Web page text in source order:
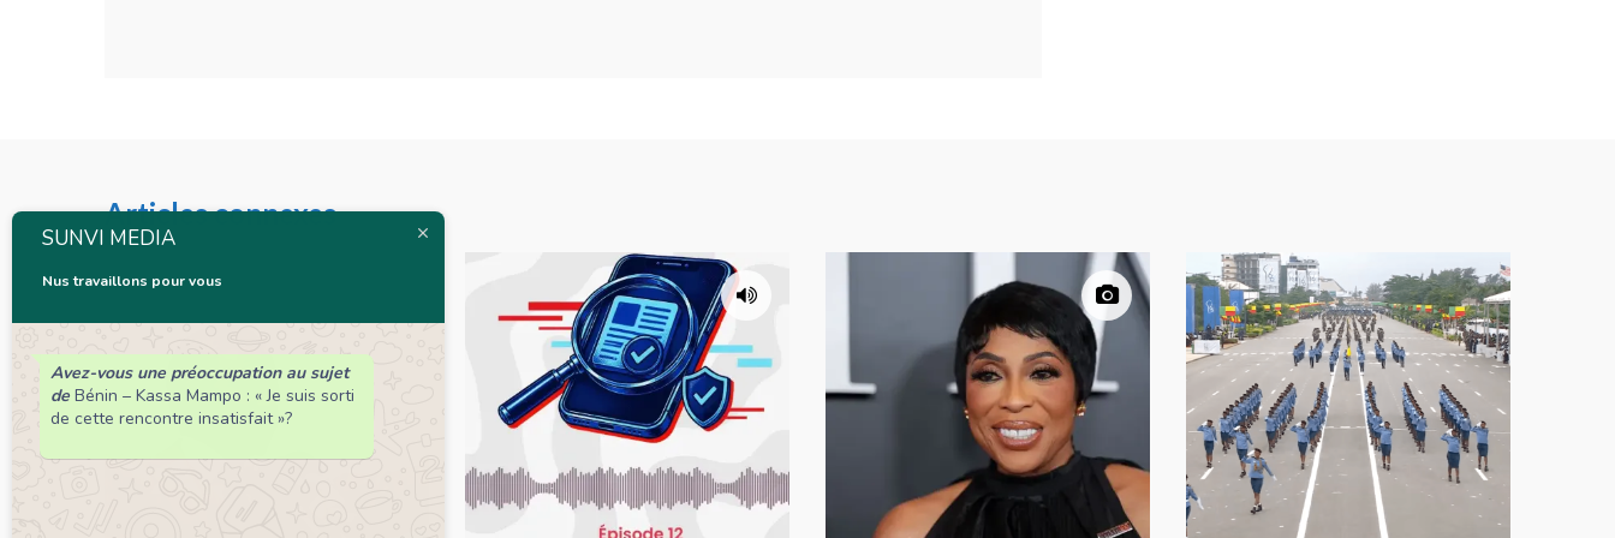
Articles connexes
SUNVI MEDIA
Nus travaillons pour vous
Avez-vous une préoccupation au sujet
de Bénin – Kassa Mampo : « Je suis sorti
de cette rencontre insatisfait »?